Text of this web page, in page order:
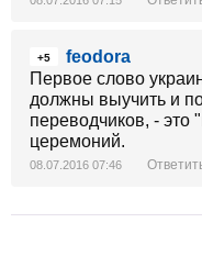
+5
feodora
Первое слово
должны выучить и
переводчиков, - это
церемоний.
08.07.2016 07:46